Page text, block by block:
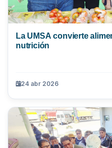
La UMSA convierte
nutrición
24 abr 2026